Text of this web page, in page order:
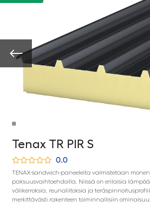
Tenax TR PIR S
0.0
TENAX-sandwich-paneeleita valmistetaan
paksuusvaihtoehdoilla. Niissä on erilaisia
välikerroksia, reunaliitoksia ja
merkittävästi rakenteen toiminnallisiin